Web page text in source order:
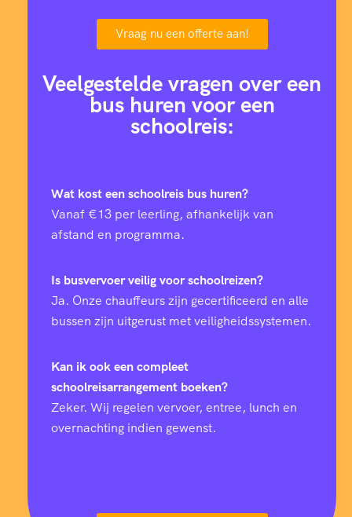
Vraag nu een offerte aan!
Veelgestelde vragen over een
bus huren voor een
schoolreis:
Wat kost een schoolreis bus huren?
Vanaf €13 per leerling, afhankelijk van
afstand en programma.
Is busvervoer veilig voor schoolreizen?
Ja. Onze chauffeurs zijn gecertificeerd en alle
bussen zijn uitgerust met veiligheidssystemen.
Kan ik ook een compleet
schoolreisarrangement boeken?
Zeker. Wij regelen vervoer, entree, lunch en
overnachting indien gewenst.